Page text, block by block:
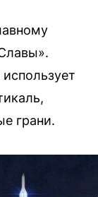
грани.